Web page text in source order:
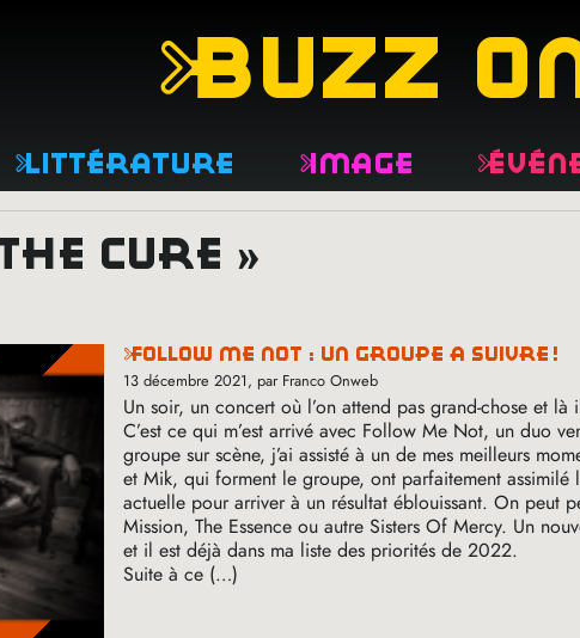
buzz
Littérature Image
the cure »
follow me not : un groupe à suivre !
13 décembre 2021, par Franco Onweb
Un soir, un concert où l’on attend pas grand-chose et là
C’est ce qui m’est arrivé avec Follow Me Not, un duo
groupe sur scène, j’ai assisté à un de mes meilleurs
et Mik, qui forment le groupe, ont parfaitement assimilé
actuelle pour arriver à un résultat éblouissant. On peut
Mission, The Essence ou autre Sisters Of Mercy. Un
et il est déjà dans ma liste des priorités de 2022.
Suite à ce (…)